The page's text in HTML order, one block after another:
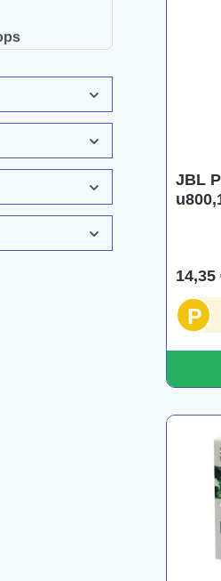
JBL
14,35
P